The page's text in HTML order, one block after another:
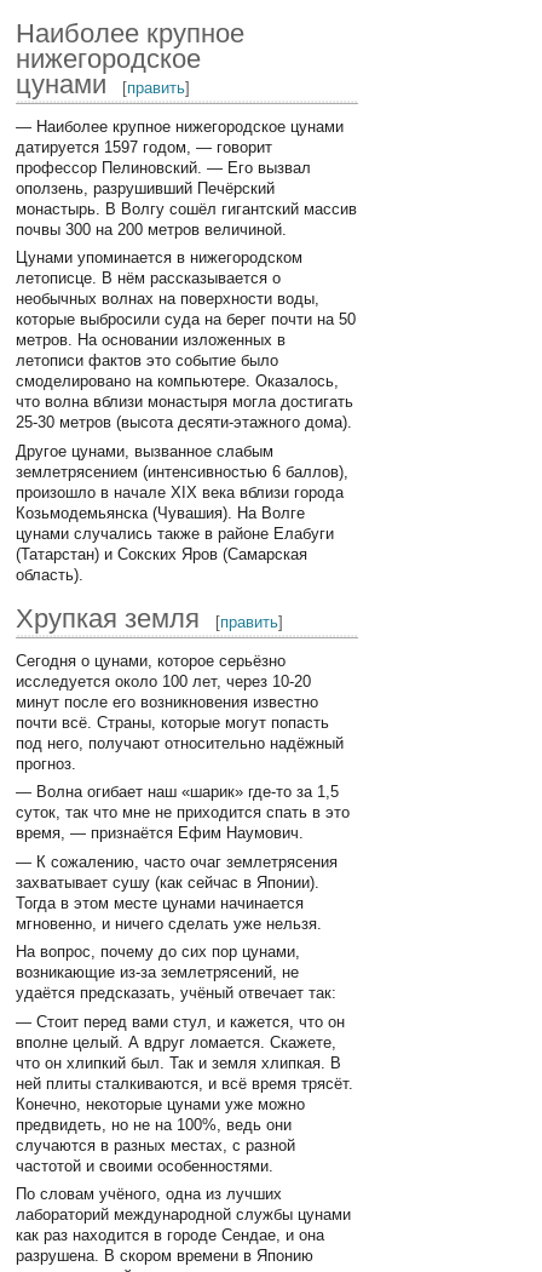
Наиболее крупное
нижегородское
цунами
[править]
— Наиболее крупное нижегородское цунами
датируется 1597 годом, — говорит
профессор Пелиновский. — Его вызвал
оползень, разрушивший Печёрский
монастырь. В Волгу сошёл гигантский массив
почвы 300 на 200 метров величиной.
Цунами упоминается в нижегородском
летописце. В нём рассказывается о
необычных волнах на поверхности воды,
которые выбросили суда на берег почти на 50
метров. На основании изложенных в
летописи фактов это событие было
смоделировано на компьютере. Оказалось,
что волна вблизи монастыря могла достигать
25-30 метров (высота десяти-этажного дома).
Другое цунами, вызванное слабым
землетрясением (интенсивностью 6 баллов),
произошло в начале XIX века вблизи города
Козьмодемьянска (Чувашия). На Волге
цунами случались также в районе Елабуги
(Татарстан) и Сокских Яров (Самарская
область).
Хрупкая земля [править]
Сегодня о цунами, которое серьёзно
исследуется около 100 лет, через 10-20
минут после его возникновения известно
почти всё. Страны, которые могут попасть
под него, получают относительно надёжный
прогноз.
— Волна огибает наш «шарик» где-то за 1,5
суток, так что мне не приходится спать в это
время, — признаётся Ефим Наумович.
— К сожалению, часто очаг землетрясения
захватывает сушу (как сейчас в Японии).
Тогда в этом месте цунами начинается
мгновенно, и ничего сделать уже нельзя.
На вопрос, почему до сих пор цунами,
возникающие из-за землетрясений, не
удаётся предсказать, учёный отвечает так:
— Стоит перед вами стул, и кажется, что он
вполне целый. А вдруг ломается. Скажете,
что он хлипкий был. Так и земля хлипкая. В
ней плиты сталкиваются, и всё время трясёт.
Конечно, некоторые цунами уже можно
предвидеть, но не на 100%, ведь они
случаются в разных местах, с разной
частотой и своими особенностями.
По словам учёного, одна из лучших
лабораторий международной службы цунами
как раз находится в городе Сендае, и она
разрушена. В скором времени в Японию